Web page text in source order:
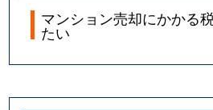
マンション売却にかかる
たい